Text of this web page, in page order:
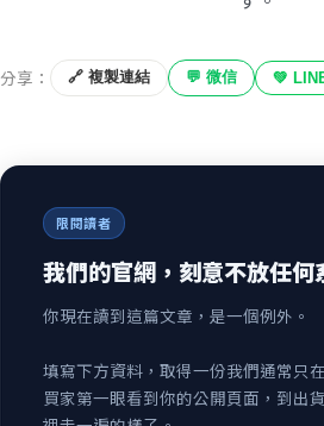
分享： 🔗 複製連結 💬 微信 💚
限閱讀者
我們的官網，刻意不放任何
你現在讀到這篇文章，是一個例外。
填寫下方資料，取得一份我們通常只
買家第一眼看到你的公開頁面，到出